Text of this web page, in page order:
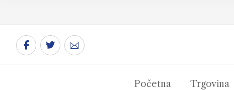
Početna Trgovina